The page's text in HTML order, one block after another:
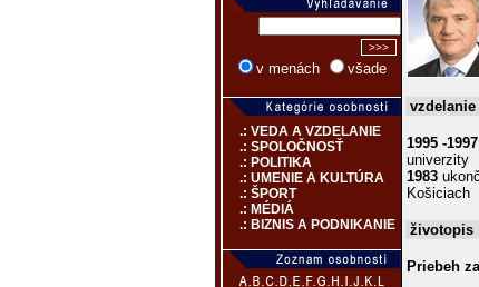
v menách všade
.: VEDA A VZDELANIE
.: SPOLOČNOSŤ
.: POLITIKA
.: UMENIE A KULTÚRA
.: ŠPORT
.: MÉDIÁ
.: BIZNIS A PODNIKANIE
vzdelanie
1995 -1997
univerzity
1983
Košiciach
životopis
Priebeh